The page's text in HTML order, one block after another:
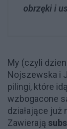
obrzęki i
My (czyli
Nojszewska i
pilingi, które
wzbogacone
działające już
Zawierają